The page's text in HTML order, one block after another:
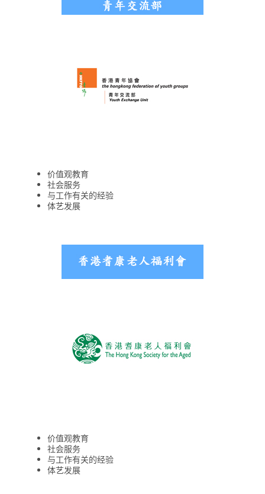
价值观教育
社会服务
与工作有关的经验
体艺发展
价值观教育
社会服务
与工作有关的经验
体艺发展